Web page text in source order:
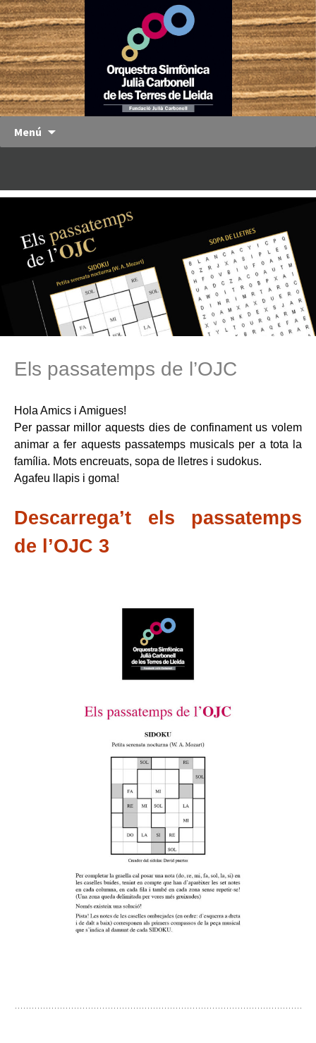
OJC
Orquestra
Simfònica
Julià
Carbonell
de les
Terres de
Lleida
Menú
Els passatemps de l’OJC
Hola Amics i Amigues!
Per passar millor aquests dies de confinament us volem
animar a fer aquests passatemps musicals per a tota la
família. Mots encreuats, sopa de lletres i sudokus.
Agafeu llapis i goma!
Descarrega’t els passatemps
de l’OJC 3